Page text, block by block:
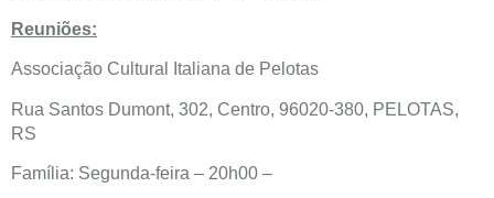
Reuniões:
Associação Cultural Italiana de Pelotas
Rua Santos Dumont, 302, Centro, 96020-380, PELOTAS,
RS
Família: Segunda-feira – 20h00 –